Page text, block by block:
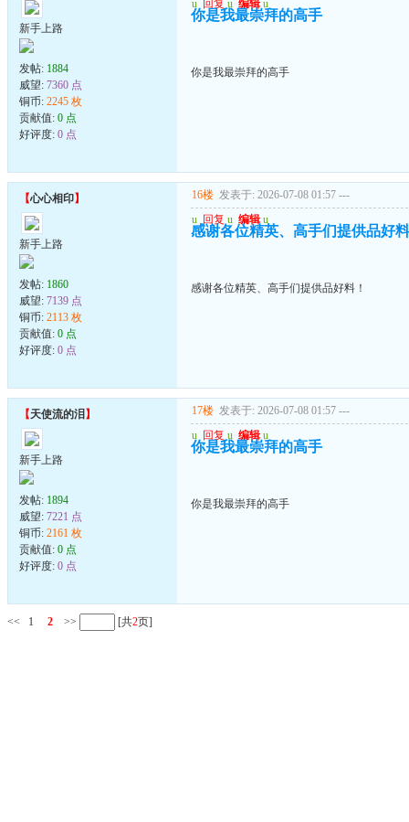
新手上路
发帖: 1884
威望: 7360 点
铜币: 2245 枚
贡献值: 0 点
好评度: 0 点
u 回复 u 编辑 u
你是我最崇拜的高手
你是我最崇拜的高手
【心心相印】
新手上路
发帖: 1860
威望: 7139 点
铜币: 2113 枚
贡献值: 0 点
好评度: 0 点
16楼 发表于: 2026-07-08 01:57 ---
u 回复 u 编辑 u
感谢各位精英、高手们提供品好
感谢各位精英、高手们提供品好料！
【天使流的泪 】
新手上路
发帖: 1894
威望: 7221 点
铜币: 2161 枚
贡献值: 0 点
好评度: 0 点
17楼 发表于: 2026-07-08 01:57 ---
u 回复 u 编辑 u
你是我最崇拜的高手
你是我最崇拜的高手
<< 1 2 >> [共2页]